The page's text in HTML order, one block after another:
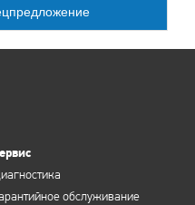
обслуживание